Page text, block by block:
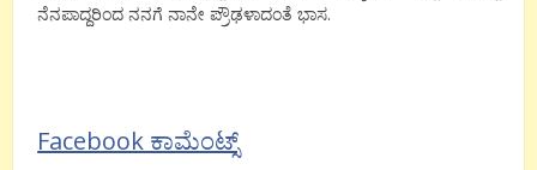
ನೆನಪಾದ್ದರಿಂದ ನನಗೆ ನಾನೇ ಪ್ರೌಢಳಾದಂತೆ ಭಾಸ.
Facebook ಕಾಮೆಂಟ್ಸ್